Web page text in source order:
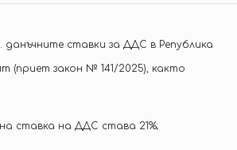
данъчните ставки за ДДС в Република
(приет закон № 141/2025), както
ставка на ДДС става 21%;